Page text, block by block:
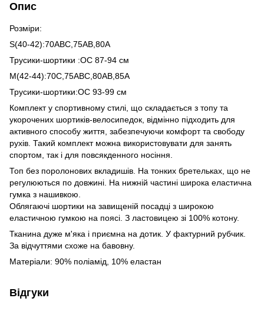
Опис
Розміри:
S(40-42):70ABC,75AB,80A
Трусики-шортики :ОС 87-94 см
М(42-44):70С,75АВС,80АВ,85А
Трусики-шортики:ОС 93-99 см
Комплект у спортивному стилі, що складається з топу та
укорочених шортиків-велосипедок, відмінно підходить для
активного способу життя, забезпечуючи комфорт та свободу
рухів. Такий комплект можна використовувати для занять
спортом, так і для повсякденного носіння.
Топ без поролонових вкладишів. На тонких бретельках, що не
регулюються по довжині. На нижній частині широка еластична
гумка з нашивкою.
Облягаючі шортики на завищеній посадці з широкою
еластичною гумкою на поясі. З ластовицею зі 100% котону.
Тканина дуже м'яка і приємна на дотик. У фактурний рубчик.
За відчуттями схоже на бавовну.
Матеріали: 90% поліамід, 10% еластан
Відгуки